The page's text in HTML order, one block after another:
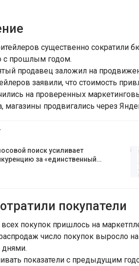
существенно сократили
с прошлым годом.
продавец заложил на
заявили, что стоимость
на проверенных
магазины продвигались через
поиск усиливает
за «единственный…
покупатели
покупок пришлось на
число покупок выросло
показатели с предыдущим